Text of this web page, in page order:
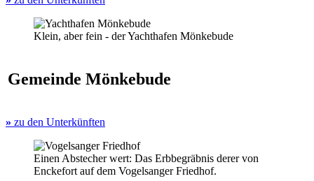
Klein, aber fein - der Yachthafen Mönkebude
Gemeinde Mönkebude
» zu den Unterkünften
Einen Abstecher wert: Das Erbbegräbnis derer von
Enckefort auf dem Vogelsanger Friedhof.